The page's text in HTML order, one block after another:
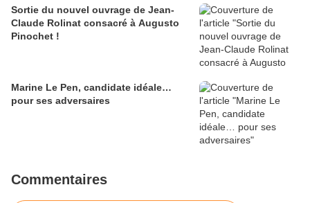
Sortie du nouvel ouvrage de Jean-
Claude Rolinat consacré à Augusto
Pinochet !
Marine Le Pen, candidate idéale…
pour ses adversaires
Commentaires